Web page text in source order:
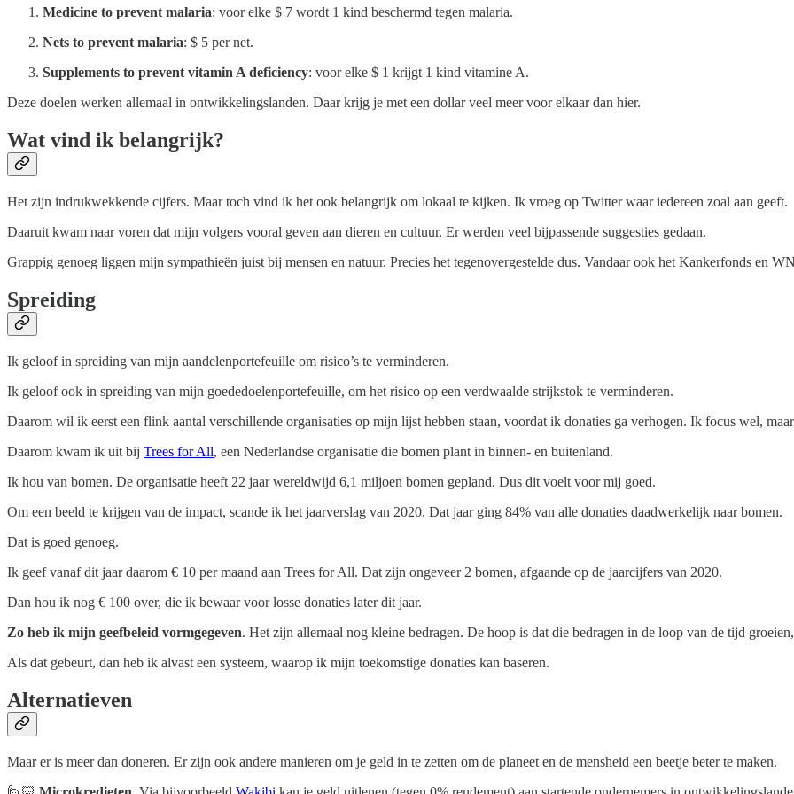
Medicine to prevent malaria: voor elke $ 7 wordt 1 kind beschermd tegen malaria.
Nets to prevent malaria: $ 5 per net.
Supplements to prevent vitamin A deficiency: voor elke $ 1 krijgt 1 kind vitamine A.
Deze doelen werken allemaal in ontwikkelingslanden. Daar krijg je met een dollar veel meer voor elkaar dan hier.
Wat vind ik belangrijk?
Het zijn indrukwekkende cijfers. Maar toch vind ik het ook belangrijk om lokaal te kijken. Ik vroeg op Twitter waar iedereen zoal aan geeft.
Daaruit kwam naar voren dat mijn volgers vooral geven aan dieren en cultuur. Er werden veel bijpassende suggesties gedaan.
Grappig genoeg liggen mijn sympathieën juist bij mensen en natuur. Precies het tegenovergestelde dus. Vandaar ook het Kankerfonds en
Spreiding
Ik geloof in spreiding van mijn aandelenportefeuille om risico’s te verminderen.
Ik geloof ook in spreiding van mijn goededoelenportefeuille, om het risico op een verdwaalde strijkstok te verminderen.
Daarom wil ik eerst een flink aantal verschillende organisaties op mijn lijst hebben staan, voordat ik donaties ga verhogen. Ik focus wel,
Daarom kwam ik uit bij Trees for All, een Nederlandse organisatie die bomen plant in binnen- en buitenland.
Ik hou van bomen. De organisatie heeft 22 jaar wereldwijd 6,1 miljoen bomen gepland. Dus dit voelt voor mij goed.
Om een beeld te krijgen van de impact, scande ik het jaarverslag van 2020. Dat jaar ging 84% van alle donaties daadwerkelijk naar bomen.
Dat is goed genoeg.
Ik geef vanaf dit jaar daarom € 10 per maand aan Trees for All. Dat zijn ongeveer 2 bomen, afgaande op de jaarcijfers van 2020.
Dan hou ik nog € 100 over, die ik bewaar voor losse donaties later dit jaar.
Zo heb ik mijn geefbeleid vormgegeven. Het zijn allemaal nog kleine bedragen. De hoop is dat die bedragen in de loop van de tijd
Als dat gebeurt, dan heb ik alvast een systeem, waarop ik mijn toekomstige donaties kan baseren.
Alternatieven
Maar er is meer dan doneren. Er zijn ook andere manieren om je geld in te zetten om de planeet en de mensheid een beetje beter te maken.